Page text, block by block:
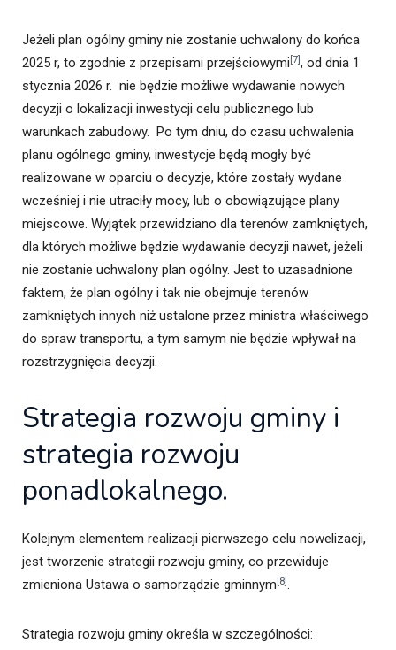
Jeżeli plan ogólny gminy nie zostanie uchwalony do końca
2025 r, to zgodnie z przepisami przejściowymi [7], od dnia 1
stycznia 2026 r. nie będzie możliwe wydawanie nowych
decyzji o lokalizacji inwestycji celu publicznego lub
warunkach zabudowy. Po tym dniu, do czasu uchwalenia
planu ogólnego gminy, inwestycje będą mogły być
realizowane w oparciu o decyzje, które zostały wydane
wcześniej i nie utraciły mocy, lub o obowiązujące plany
miejscowe. Wyjątek przewidziano dla terenów zamkniętych,
dla których możliwe będzie wydawanie decyzji nawet, jeżeli
nie zostanie uchwalony plan ogólny. Jest to uzasadnione
faktem, że plan ogólny i tak nie obejmuje terenów
zamkniętych innych niż ustalone przez ministra właściwego
do spraw transportu, a tym samym nie będzie wpływał na
rozstrzygnięcia decyzji.
Strategia rozwoju gminy i
strategia rozwoju
ponadlokalnego.
Kolejnym elementem realizacji pierwszego celu nowelizacji,
jest tworzenie strategii rozwoju gminy, co przewiduje
zmieniona Ustawa o samorządzie gminnym [8].
Strategia rozwoju gminy określa w szczególności: